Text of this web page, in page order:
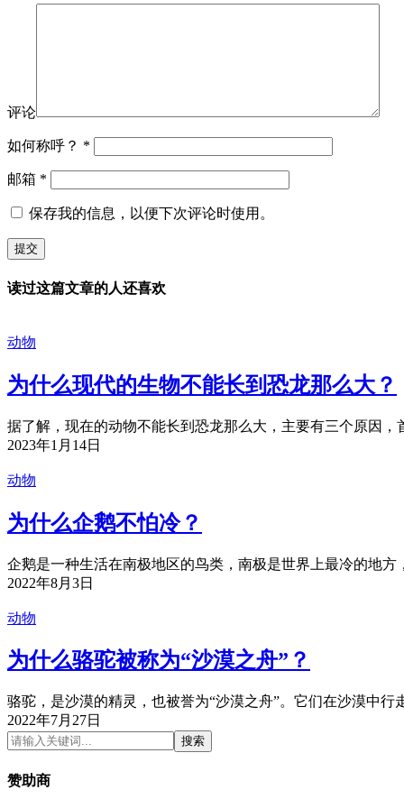
评论
如何称呼？ *
邮箱 *
保存我的信息，以便下次评论时使用。
读过这篇文章的人还喜欢
动物
为什么现代的生物不能长到恐龙那么大？
据了解，现在的动物不能长到恐龙那么大，主要有三个原因
2023年1月14日
动物
为什么企鹅不怕冷？
企鹅是一种生活在南极地区的鸟类，南极是世界上最冷的地
2022年8月3日
动物
为什么骆驼被称为“沙漠之舟”？
骆驼，是沙漠的精灵，也被誉为“沙漠之舟”。它们在沙漠中
2022年7月27日
搜索
赞助商